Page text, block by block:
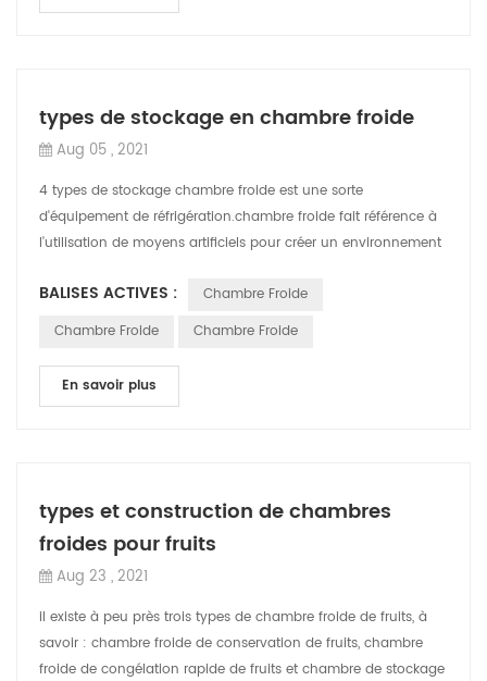
types de stockage en chambre froide
Aug 05 , 2021
4 types de stockage chambre froide est une sorte
d'équipement de réfrigération.chambre froide fait référence à
l'utilisation de moyens artificiels pour créer un environnement
BALISES ACTIVES :
Chambre Froide
Chambre Froide
Chambre Froide
En savoir plus
types et construction de chambres
froides pour fruits
Aug 23 , 2021
il existe à peu près trois types de chambre froide de fruits, à
savoir : chambre froide de conservation de fruits, chambre
froide de congélation rapide de fruits et chambre de stockage